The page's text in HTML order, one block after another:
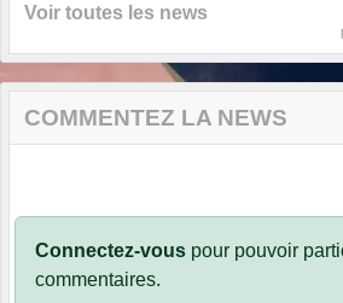
Voir toutes les news
COMMENTEZ LA NEWS
Connectez-vous pour pouvoir
commentaires.